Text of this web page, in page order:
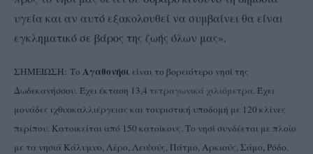
υγεία και αν αυτό εξακολουθεί να συμβαίνει θα είναι
εγκληματικό σε βάρος της ζωής όλων μας».
ΣΗΜΕΙΩΣΗ: Το Αγαθονήσι είναι το βορειότερο νησί της
Δωδεκανήσσου. Έχει έκταση 13,4 τετραγωνικά χιλιόμετρα. Έχει
μονάδες ιχθυοκαλλιέργειας και τουριστική υποδομή με 120 κλίνες
περίπου. Κατοικείται από 150 κατοίκους. Το νησί συνδέεται με πλοίο
με τα νησιά Κάλυμνο, Λέρο, Λειψούς, Πάτμο, Αρκιούς, Σάμο, Ρόδο.